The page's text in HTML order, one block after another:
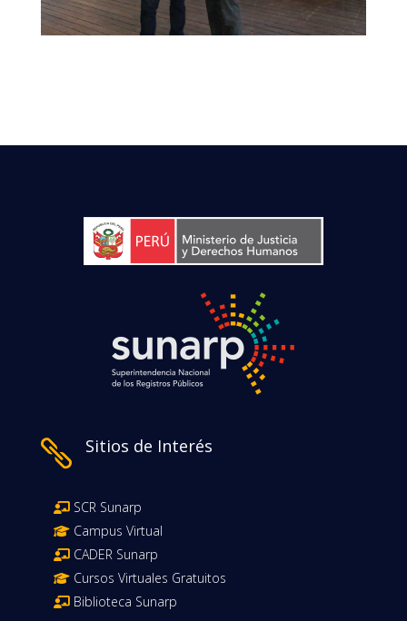
 Sitios de Interés
SCR Sunarp
Campus Virtual
CADER Sunarp
Cursos Virtuales Gratuitos
Biblioteca Sunarp